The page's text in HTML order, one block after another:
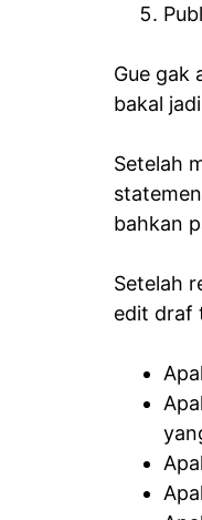
Gue gak
bakal
Setelah
bahkan
Setelah
edit draf